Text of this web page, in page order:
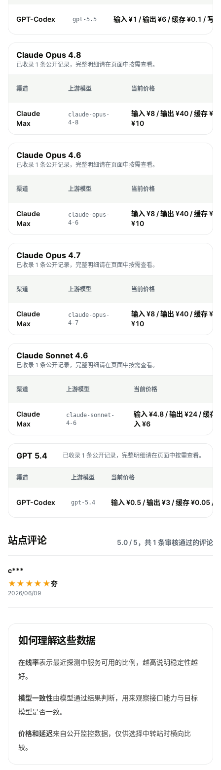
GPT-Codex gpt-5.5 输入 ¥1 / 输出 ¥6 / 缓存 ¥0.1 / 写
Claude Opus 4.8
已收录 1 条公开记录，完整明细请在页面中按需查看。
渠道 上游模型 当前价格
Claude
Max
claude-opus-
4-8
输入 ¥8 / 输出 ¥40 / 缓存
¥10
Claude Opus 4.6
已收录 1 条公开记录，完整明细请在页面中按需查看。
渠道 上游模型 当前价格
Claude
Max
claude-opus-
4-6
输入 ¥8 / 输出 ¥40 / 缓存
¥10
Claude Opus 4.7
已收录 1 条公开记录，完整明细请在页面中按需查看。
渠道 上游模型 当前价格
Claude
Max
claude-opus-
4-7
输入 ¥8 / 输出 ¥40 / 缓存
¥10
Claude Sonnet 4.6
已收录 1 条公开记录，完整明细请在页面中按需查看。
渠道 上游模型 当前价格
Claude
Max
claude-sonnet-
4-6
输入 ¥4.8 / 输出 ¥24 / 缓存
入 ¥6
GPT 5.4 已收录 1 条公开记录，完整明细请在页面中按需查看。
渠道 上游模型 当前价格
GPT-Codex gpt-5.4 输入 ¥0.5 / 输出 ¥3 / 缓存 ¥0.05 /
站点评论 5.0 / 5，共 1 条审核通过的评论
c***
★★★★★夯
2026/06/09
如何理解这些数据
在线率表示最近探测中服务可用的比例，越高说明稳定性越
好。
模型一致性由模型通过结果判断，用来观察接口能力与目标
模型是否一致。
价格和延迟来自公开监控数据，仅供选择中转站时横向比
较。